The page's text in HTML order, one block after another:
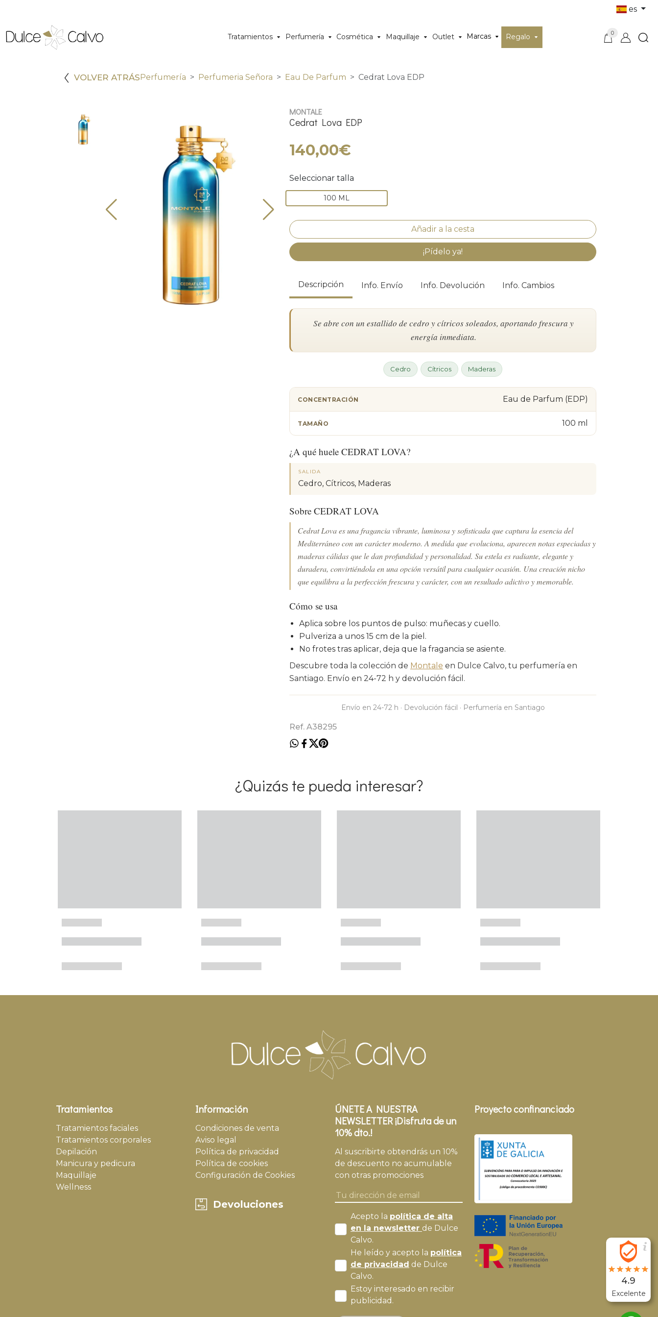
es
Tratamientos Perfumería Cosmética Maquillaje Outlet Marcas Regalo 0
VOLVER ATRÁSPerfumería Perfumeria Señora Eau De Parfum Cedrat Lova EDP
MONTALE
Cedrat Lova EDP
140,00€
Seleccionar talla
100 ML
¡Pídelo ya!
Descripción Info. Envío Info. Devolución Info. Cambios
Se abre con un estallido de cedro y cítricos soleados, aportando frescura y
energía inmediata.
Cedro Cítricos Maderas
CONCENTRACIÓN Eau de Parfum (EDP)
TAMAÑO 100 ml
¿A qué huele CEDRAT LOVA?
SALIDA
Cedro, Cítricos, Maderas
Sobre CEDRAT LOVA
Cedrat Lova es una fragancia vibrante, luminosa y sofisticada que captura la esencia del
Mediterráneo con un carácter moderno. A medida que evoluciona, aparecen notas especiadas y
maderas cálidas que le dan profundidad y personalidad. Su estela es radiante, elegante y
duradera, convirtiéndola en una opción versátil para cualquier ocasión. Una creación nicho
que equilibra a la perfección frescura y carácter, con un resultado adictivo y memorable.
Cómo se usa
Aplica sobre los puntos de pulso: muñecas y cuello.
Pulveriza a unos 15 cm de la piel.
No frotes tras aplicar, deja que la fragancia se asiente.
Descubre toda la colección de Montale en Dulce Calvo, tu perfumería en
Santiago. Envío en 24-72 h y devolución fácil.
Envío en 24-72 h · Devolución fácil · Perfumería en Santiago
Ref. A38295
¿Quizás te pueda interesar?
Tratamientos
Tratamientos faciales
Tratamientos corporales
Depilación
Manicura y pedicura
Maquillaje
Wellness
Información
Condiciones de venta
Aviso legal
Política de privacidad
Política de cookies
Configuración de Cookies
Devoluciones
ÚNETE A NUESTRA
NEWSLETTER ¡Disfruta de un
10% dto.!
Al suscribirte obtendrás un 10%
de descuento no acumulable
con otras promociones
Acepto la política de alta
en la newsletter de Dulce
Calvo.
He leído y acepto la política
de privacidad de Dulce
Calvo.
Estoy interesado en recibir
publicidad.
Proyecto confinanciado
4.9
Excelente